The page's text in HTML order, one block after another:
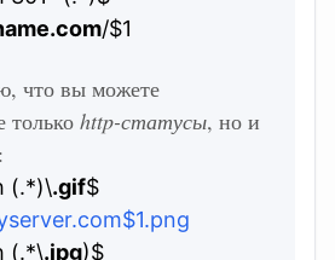
/$1
что вы можете
толькоhttp-статусы, но и
(.*)\.gif$
(.*\.jpg)$